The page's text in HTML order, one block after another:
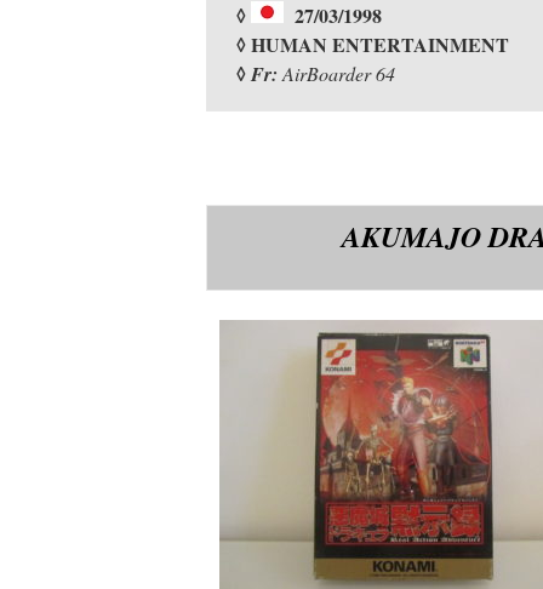
◊
27/03/1998
◊ HUMAN ENTERTAINMENT
◊Fr: AirBoarder 64
AKUMAJO